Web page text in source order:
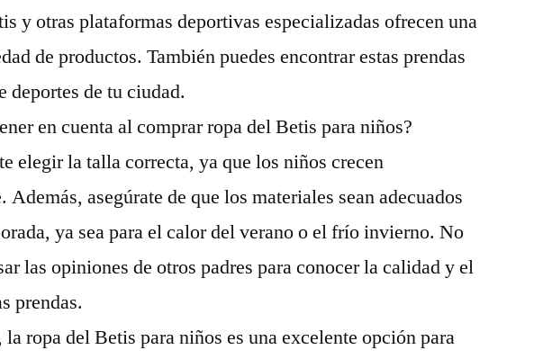
y otras plataformas deportivas especializadas ofrecen una
de productos. También puedes encontrar estas prendas
deportes de tu ciudad.
en cuenta al comprar ropa del Betis para niños?
elegir la talla correcta, ya que los niños crecen
Además, asegúrate de que los materiales sean adecuados
ya sea para el calor del verano o el frío invierno. No
las opiniones de otros padres para conocer la calidad y el
prendas.
la ropa del Betis para niños es una excelente opción para